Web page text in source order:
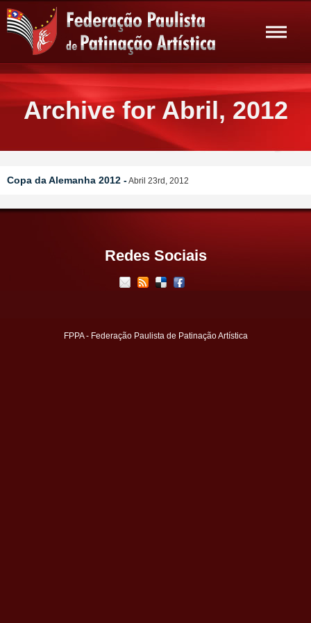
Archive for Abril, 2012
Copa da Alemanha 2012 -Abril 23rd, 2012
Redes Sociais
FPPA - Federação Paulista de Patinação Artística